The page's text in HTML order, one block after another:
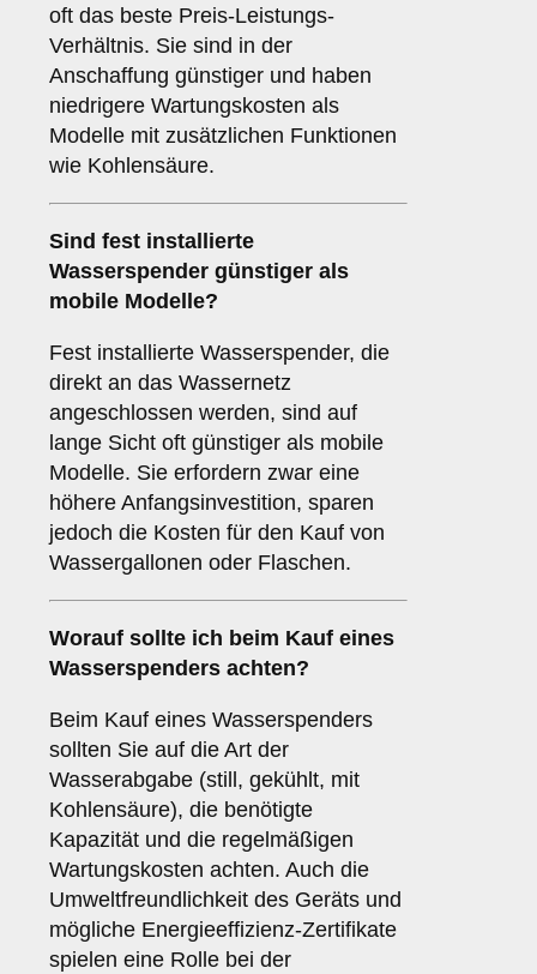
oft das beste Preis-Leistungs-
Verhältnis. Sie sind in der
Anschaffung günstiger und haben
niedrigere Wartungskosten als
Modelle mit zusätzlichen Funktionen
wie Kohlensäure.
Sind fest installierte
Wasserspender günstiger als
mobile Modelle?
Fest installierte Wasserspender, die
direkt an das Wassernetz
angeschlossen werden, sind auf
lange Sicht oft günstiger als mobile
Modelle. Sie erfordern zwar eine
höhere Anfangsinvestition, sparen
jedoch die Kosten für den Kauf von
Wassergallonen oder Flaschen.
Worauf sollte ich beim Kauf eines
Wasserspenders achten?
Beim Kauf eines Wasserspenders
sollten Sie auf die Art der
Wasserabgabe (still, gekühlt, mit
Kohlensäure), die benötigte
Kapazität und die regelmäßigen
Wartungskosten achten. Auch die
Umweltfreundlichkeit des Geräts und
mögliche Energieeffizienz-Zertifikate
spielen eine Rolle bei der